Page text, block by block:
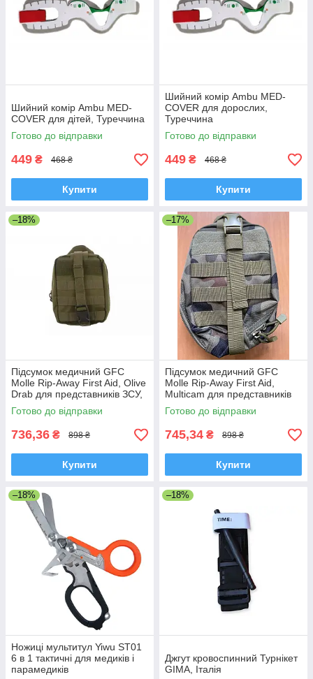
Шийний комір Ambu MED-
COVER для дітей, Туреччина
Готово до відправки
449 ₴ 468 ₴
Купити
Шийний комір Ambu MED-
COVER для дорослих,
Туреччина
Готово до відправки
449 ₴ 468 ₴
Купити
–18%
Підсумок медичний GFC
Molle Rip-Away First Aid, Olive
Drab для представників ЗСУ,
Польша
Готово до відправки
736,36 ₴ 898 ₴
Купити
–17%
Підсумок медичний GFC
Molle Rip-Away First Aid,
Multicam для представників
ЗСУ, Польша
Готово до відправки
745,34 ₴ 898 ₴
Купити
–18%
Ножиці мультитул Yiwu ST01
6 в 1 тактичні для медиків і
парамедиків
–18%
Джгут кровоспинний Турнікет
GIMA, Італія